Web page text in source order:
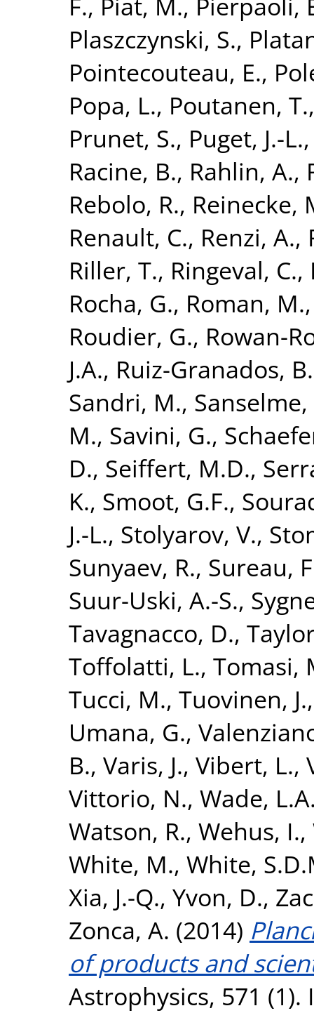
Plaszczynski, S.,
Pointecouteau, E.,
Popa, L., Poutanen, T.
Prunet, S., Puget, J.-L.
Racine, B., Rahlin, A.,
Rebolo, R., Reinecke,
Renault, C., Renzi, A.,
Riller, T., Ringeval, C.,
Rocha, G., Roman, M.
Roudier, G., Rowan-
J.A., Ruiz-Granados, B.
Sandri, M., Sanselme,
M., Savini, G.,
D., Seiffert, M.D.,
K., Smoot, G.F.,
J.-L., Stolyarov, V.,
Sunyaev, R., Sureau,
Suur-Uski, A.-S.,
Tavagnacco, D.,
Toffolatti, L., Tomasi,
Tucci, M., Tuovinen, J.
Umana, G.,
B., Varis, J., Vibert, L.,
Vittorio, N., Wade,
Watson, R., Wehus, I.,
White, M., White,
Xia, J.-Q., Yvon, D.,
Zonca, A. (2014)
of products and
Astrophysics, 571 (1).